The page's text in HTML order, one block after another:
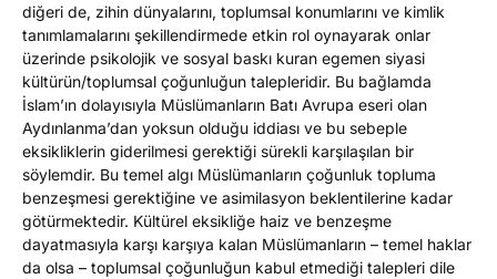
diğeri de, zihin dünyalarını, toplumsal konumlarını ve kimlik
tanımlamalarını şekillendirmede etkin rol oynayarak onlar
üzerinde psikolojik ve sosyal baskı kuran egemen siyasi
kültürün/toplumsal çoğunluğun talepleridir. Bu bağlamda
İslam’ın dolayısıyla Müslümanların Batı Avrupa eseri olan
Aydınlanma’dan yoksun olduğu iddiası ve bu sebeple
eksikliklerin giderilmesi gerektiği sürekli karşılaşılan bir
söylemdir. Bu temel algı Müslümanların çoğunluk topluma
benzeşmesi gerektiğine ve asimilasyon beklentilerine kadar
götürmektedir. Kültürel eksikliğe haiz ve benzeşme
dayatmasıyla karşı karşıya kalan Müslümanların – temel haklar
da olsa – toplumsal çoğunluğun kabul etmediği talepleri dile